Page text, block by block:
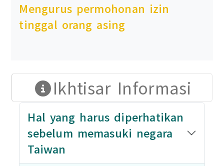
Mengurus permohonan izin
tinggal orang asing
Ikhtisar Informasi
Hal yang harus diperhatikan
sebelum memasuki negara
Taiwan